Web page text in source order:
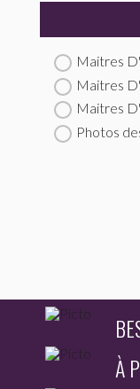
Maitres
Maitres
Maitres
Photos
À